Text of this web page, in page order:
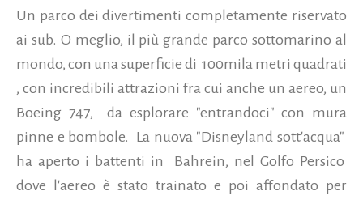
Un parco dei divertimenti completamente riservato
ai sub. O meglio, il più grande parco sottomarino al
mondo, con una superficie di 100mila metri quadrati
, con incredibili attrazioni fra cui anche un aereo, un
Boeing 747, da esplorare "entrandoci" con mura
pinne e bombole. La nuova "Disneyland sott'acqua"
ha aperto i battenti in Bahrein, nel Golfo Persico
dove l'aereo è stato trainato e poi affondato per